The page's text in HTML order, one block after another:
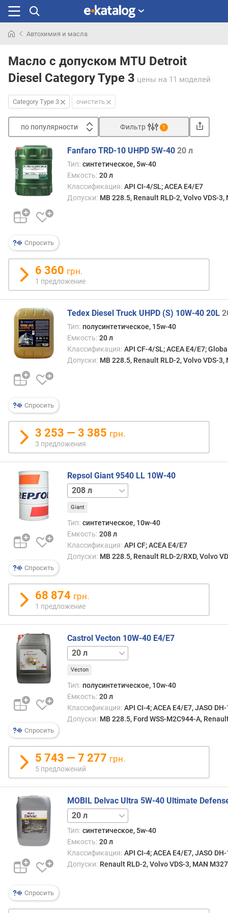
раньше
Автохимия и масла
Масло с допуском MTU Detroit
Diesel Category Type 3 цены на 11 моделей
Category Type 3 очистить
по популярности
п
о
п
о
у
л
р
н
с
о
т
д
е
ш
е
в
х
к
д
о
р
о
и
м
т
о
г
и
х
к
д
е
ш
е
в
ы
м
п
о
т
з
ы
в
а
м
п
о
д
е
д
б
а
Фильтр 1
Спросить
Fanfaro TRD-10 UHPD 5W-40 20 л
Тип: синтетическое, 5w-40
Емкость: 20 л
Классификация: API CI-4/SL; ACEA E4/E7
Допуски: MB 228.5, Renault RLD-2, Volvo VDS-
6 360 грн.
1 предложение
Спросить
Tedex Diesel Truck UHPD (S) 10W-40 20L
Тип: полусинтетическое, 15w-40
Емкость: 20 л
Классификация: API CF-4/SL; ACEA E4/E7;
Допуски: MB 228.5, Renault RLD-2, Volvo VDS-
3 253 — 3 385 грн.
3 предложения
Спросить
Repsol Giant 9540 LL 10W-40
5 л20 л
Giant
Тип: синтетическое, 10w-40
Емкость: 208 л
Классификация: API CF; ACEA E4/E7
Допуски: MB 228.5, Renault RLD-2/RXD, Volvo
68 874 грн.
1 предложение
Спросить
Castrol Vecton 10W-40 E4/E7
208 л
Vecton
Тип: полусинтетическое, 10w-40
Емкость: 20 л
Классификация: API CI-4; ACEA E4/E7, JASO DH-
Допуски: MB 228.5, Ford WSS-M2C944-A,
5 743 — 7 277 грн.
5 предложений
Спросить
MOBIL Delvac Ultra 5W-40 Ultimate
208 л
Тип: синтетическое, 5w-40
Емкость: 20 л
Классификация: API CI-4; ACEA E4/E7, JASO DH-
Допуски: Renault RLD-2, Volvo VDS-3, MAN